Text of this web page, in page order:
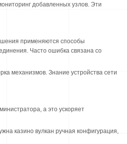
добавленных узлов. Эти
применяются способы
Часто ошибка связана со
механизмов. Знание устройства сети
а это ускоряет
казино вулкан ручная конфигурация,